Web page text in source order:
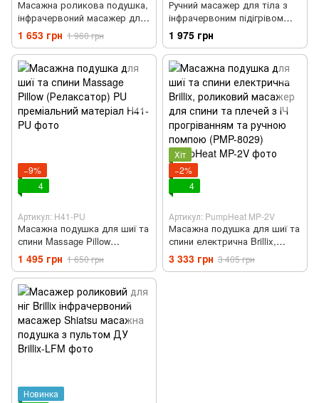
Масажна роликова подушка,
інфрачервоний масажер для
спини, шиї та тіла. Масажна
подушка для дома та авто
1 653 грн 1 960 грн
Ручний масажер для тіла з
інфрачервоним підігрівом
(антицелюлітний догляд), 2
насадки
1 975 грн
−9%
4
Артикул: H41-PU
Масажна подушка для шиї та
спини Massage Pillow
(Релаксатор) PU преміальний
матеріал
1 495 грн 1 650 грн
Хіт
−2%
4
Артикул: PumpHeat MP-2V
Масажна подушка для шиї та
спини електрична Brillix,
роликовий масажер для
спини та плечей з ІЧ
3 333 грн 3 405 грн
Новинка